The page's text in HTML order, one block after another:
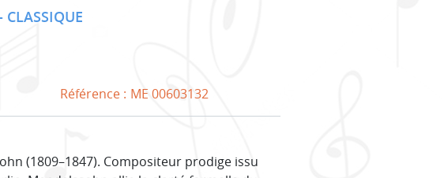
CLASSIQUE
Référence : ME 00603132
(1809–1847). Compositeur prodige issu